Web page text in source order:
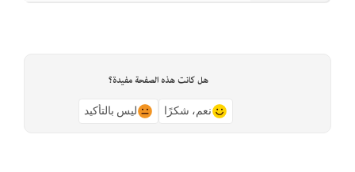
هل كانت هذه الصفحة مفيدة؟
نعم، شكرًا ليس بالتأكيد